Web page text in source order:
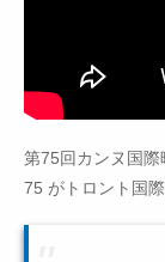
第75回カンヌ国
75 がトロント国際